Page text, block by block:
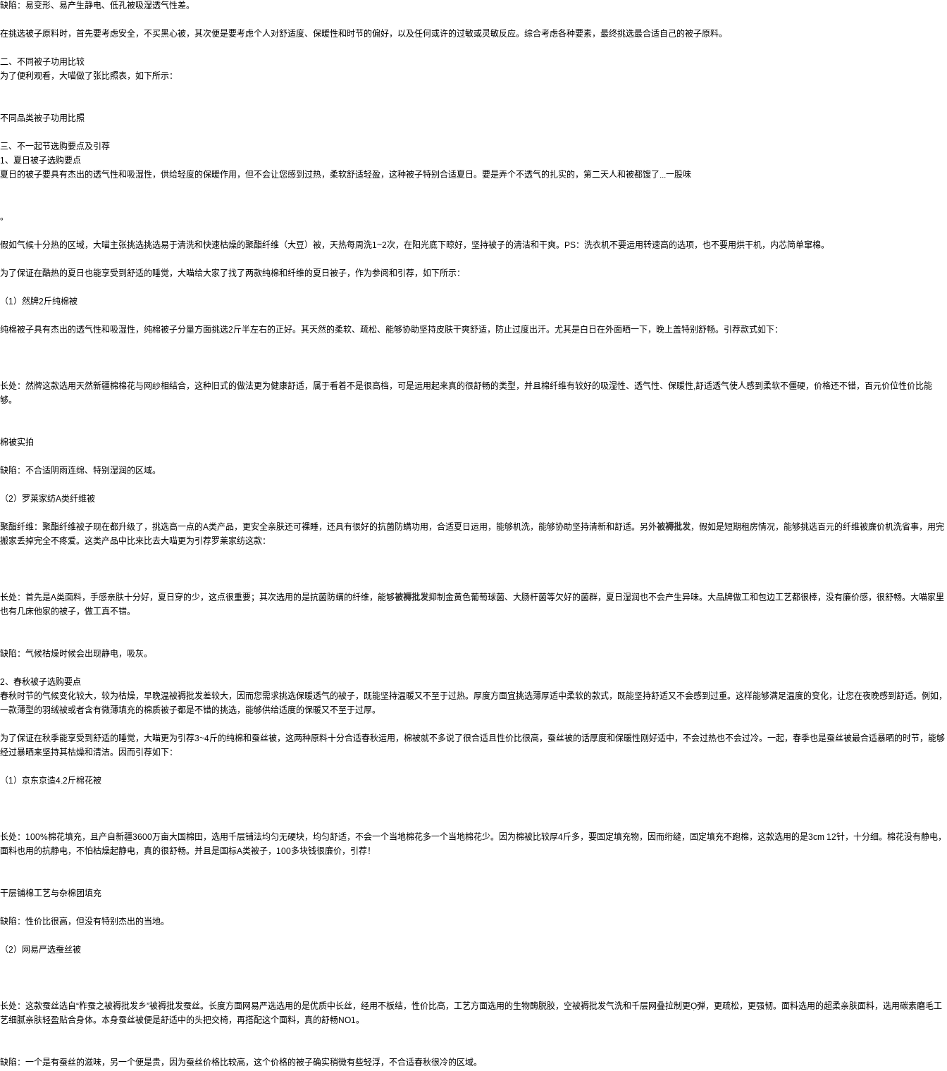
缺陷：易变形、易产生静电、低孔被吸湿透气性差。
在挑选被子原料时，首先要考虑安全，不买黑心被，其次便是要考虑个人对舒适度、保暖性和时节的偏好，以及任何或许的过敏或灵敏反应。综合考虑各种要素，最终挑选最合适自己的被子原料。
二、不同被子功用比较
为了便利观看，大喵做了张比照表，如下所示：
不同品类被子功用比照
三、不一起节选购要点及引荐
1、夏日被子选购要点
夏日的被子要具有杰出的透气性和吸湿性，供给轻度的保暖作用，但不会让您感到过热，柔软舒适轻盈，这种被子特别合适夏日。要是弄个不透气的扎实的，第二天人和被都馊了...一股味
。
假如气候十分热的区域，大喵主张挑选挑选易于清洗和快速枯燥的聚酯纤维（大豆）被，天热每周洗1~2次，在阳光底下晾好，坚持被子的清洁和干爽。PS：洗衣机不要运用转速高的选项，也不要用烘干机，内芯简单窜棉。
为了保证在酷热的夏日也能享受到舒适的睡觉，大喵给大家了找了两款纯棉和纤维的夏日被子，作为参阅和引荐，如下所示：
（1）然牌2斤纯棉被
纯棉被子具有杰出的透气性和吸湿性，纯棉被子分量方面挑选2斤半左右的正好。其天然的柔软、疏松、能够协助坚持皮肤干爽舒适，防止过度出汗。尤其是白日在外面晒一下，晚上盖特别舒畅。引荐款式如下：
长处：然牌这款选用天然新疆棉棉花与网纱相结合，这种旧式的做法更为健康舒适，属于看着不是很高档，可是运用起来真的很舒畅的类型，并且棉纤维有较好的吸湿性、透气性、保暖性,舒适透气使人感到柔软不僵硬，价格还不错，百元价位性价比能
够。
棉被实拍
缺陷：不合适阴雨连绵、特别湿润的区域。
（2）罗莱家纺A类纤维被
聚酯纤维：聚酯纤维被子现在都升级了，挑选高一点的A类产品，更安全亲肤还可裸睡，还具有很好的抗菌防螨功用，合适夏日运用，能够机洗，能够协助坚持清新和舒适。另外被褥批发，假如是短期租房情况，能够挑选百元的纤维被廉价机洗省事，用完
搬家丢掉完全不疼爱。这类产品中比来比去大喵更为引荐罗莱家纺这款：
长处：首先是A类面料，手感亲肤十分好，夏日穿的少，这点很重要；其次选用的是抗菌防螨的纤维，能够被褥批发抑制金黄色葡萄球菌、大肠杆菌等欠好的菌群，夏日湿润也不会产生异味。大品牌做工和包边工艺都很棒，没有廉价感，很舒畅。大喵家里
也有几床他家的被子，做工真不错。
缺陷：气候枯燥时候会出现静电，吸灰。
2、春秋被子选购要点
春秋时节的气候变化较大，较为枯燥，早晚温被褥批发差较大，因而您需求挑选保暖透气的被子，既能坚持温暖又不至于过热。厚度方面宜挑选薄厚适中柔软的款式，既能坚持舒适又不会感到过重。这样能够满足温度的变化，让您在夜晚感到舒适。例如，
一款薄型的羽绒被或者含有微薄填充的棉质被子都是不错的挑选，能够供给适度的保暖又不至于过厚。
为了保证在秋季能享受到舒适的睡觉，大喵更为引荐3~4斤的纯棉和蚕丝被，这两种原料十分合适春秋运用，棉被就不多说了很合适且性价比很高，蚕丝被的话厚度和保暖性刚好适中，不会过热也不会过冷。一起，春季也是蚕丝被最合适暴晒的时节，能够
经过暴晒来坚持其枯燥和清洁。因而引荐如下：
（1）京东京造4.2斤棉花被
长处：100%棉花填充，且产自新疆3600万亩大国棉田，选用千层铺法均匀无硬块，均匀舒适，不会一个当地棉花多一个当地棉花少。因为棉被比较厚4斤多，要固定填充物，因而绗缝，固定填充不跑棉，这款选用的是3cm 12针，十分细。棉花没有静电，
面料也用的抗静电，不怕枯燥起静电，真的很舒畅。并且是国标A类被子，100多块钱很廉价，引荐！
干层铺棉工艺与杂棉团填充
缺陷：性价比很高，但没有特别杰出的当地。
（2）网易严选蚕丝被
长处：这款蚕丝选自“柞蚕之被褥批发乡”被褥批发蚕丝。长度方面网易严选选用的是优质中长丝，经用不板结，性价比高，工艺方面选用的生物酶脱胶，空被褥批发气洗和千层网叠拉制更Ọ弾，更疏松，更强韧。面料选用的超柔亲肤面料，选用碳素磨毛工
艺细腻亲肤轻盈贴合身体。本身蚕丝被便是舒适中的头把交椅，再搭配这个面料，真的舒畅NO1。
缺陷：一个是有蚕丝的滋味，另一个便是贵，因为蚕丝价格比较高，这个价格的被子确实稍微有些轻浮，不合适春秋很冷的区域。